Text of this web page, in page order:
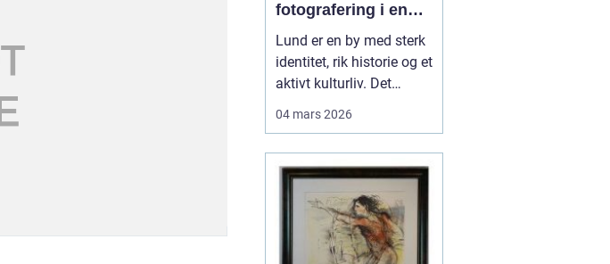
fotografering i en
levende
universitetsby
Lund er en by med sterk
identitet, rik historie og et
aktivt kulturliv. Det
kunstneriske portretter
og reklamebilder til
landbruksfoto og
dokumentasjon av
forskning. Når bedrifter,
04 mars 2026